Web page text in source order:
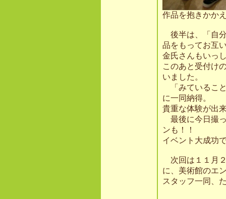
作品を抱きかか
後半は、「自
品をもってお互
金氏さんもいっ
このあと受付け
いました。
「みているこ
に一同納得。
貴重な体験が出
最後に今日撮
ンも！！
イベント大成功
次回は１１月
に、美術館のエ
スタッフ一同、